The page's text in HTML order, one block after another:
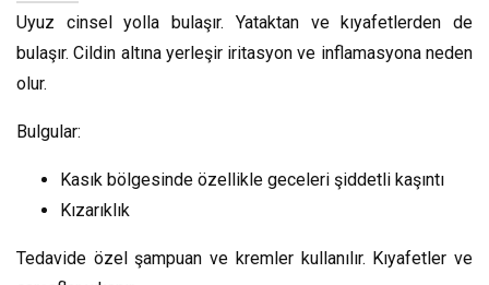
Uyuz cinsel yolla bulaşır. Yataktan ve kıyafetlerden de
bulaşır. Cildin altına yerleşir iritasyon ve inflamasyona neden
olur.
Bulgular:
Kasık bölgesinde özellikle geceleri şiddetli kaşıntı
Kızarıklık
Tedavide özel şampuan ve kremler kullanılır. Kıyafetler ve